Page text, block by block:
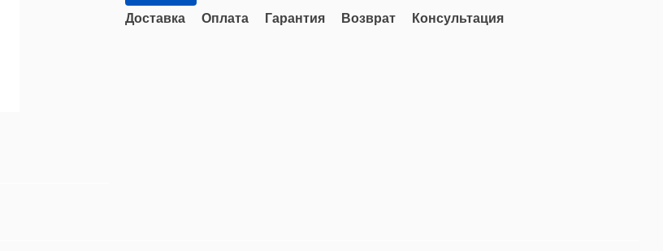
Доставка Оплата Гарантия Возврат Консультация